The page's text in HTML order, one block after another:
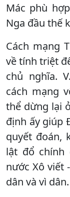
Mác phù
Nga đầu thế
Cách mạng
về tính triệt
chủ nghĩa.
cách mạng
thể dừng lại
định ấy giúp
quyết đoán,
lật đổ chính
nước Xô viết
dân và vì dân.